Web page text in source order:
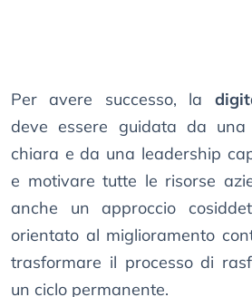
Per avere successo, la
deve essere guidata da una
chiara e da una leadership
e motivare tutte le risorse
anche un approccio
orientato al miglioramento
trasformare il processo di
un ciclo permanente.